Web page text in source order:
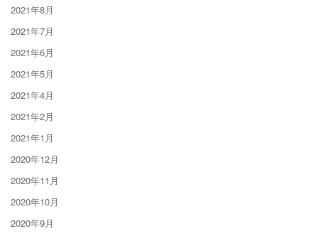
2021年8月
2021年7月
2021年6月
2021年5月
2021年4月
2021年2月
2021年1月
2020年12月
2020年11月
2020年10月
2020年9月